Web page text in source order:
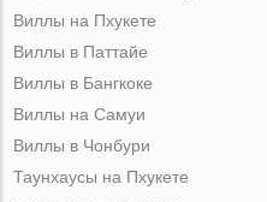
Виллы на Пхукете
Виллы в Паттайе
Виллы в Бангкоке
Виллы на Самуи
Виллы в Чонбури
Таунхаусы на Пхукете